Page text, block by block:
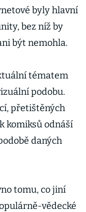
byly hlavní
bez níž by
být nemohla.
tématem
podobu.
přetištěných
komiksů odnáší
daných
tomu, co jiní
vědecké